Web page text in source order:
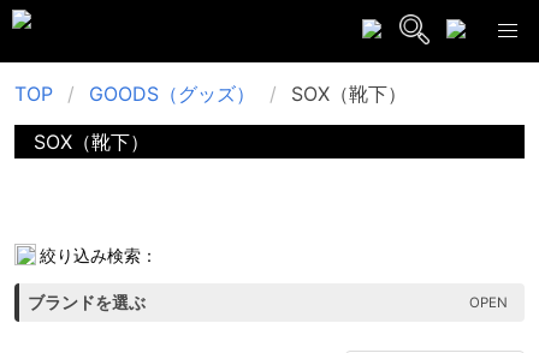
TOP GOODS（グッズ）
SOX（靴下）
SOX（靴下）
絞り込み検索：
ブランドを選ぶ